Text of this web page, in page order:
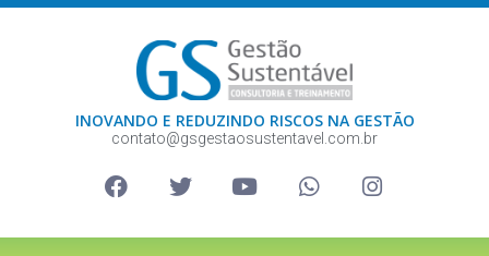
INOVANDO E REDUZINDO RISCOS NA GESTÃO
contato@gsgestaosustentavel.com.br